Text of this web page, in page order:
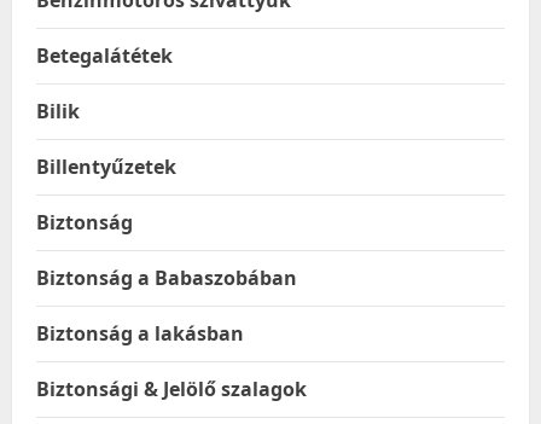
Betegalátétek
Bilik
Billentyűzetek
Biztonság
Biztonság a Babaszobában
Biztonság a lakásban
Biztonsági & Jelölő szalagok